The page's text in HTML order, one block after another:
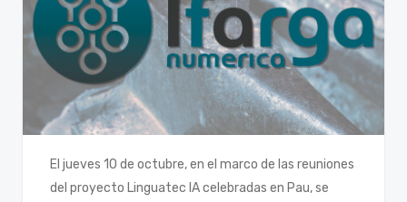
El jueves 10 de octubre, en el marco de las reuniones
del proyecto Linguatec IA celebradas en Pau, se